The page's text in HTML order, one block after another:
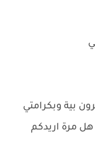
بية وبكرامتي
مرة اريدكم